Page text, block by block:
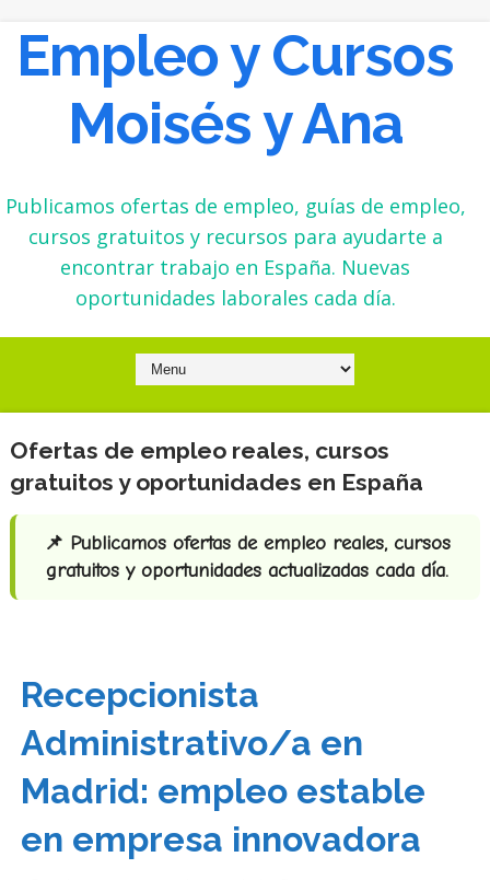
Empleo y Cursos
Moisés y Ana
Publicamos ofertas de empleo, guías de empleo,
cursos gratuitos y recursos para ayudarte a
encontrar trabajo en España. Nuevas
oportunidades laborales cada día.
Ofertas de empleo reales, cursos
gratuitos y oportunidades en España
📌 Publicamos ofertas de empleo reales, cursos
gratuitos y oportunidades actualizadas cada día.
Recepcionista
Administrativo/a en
Madrid: empleo estable
en empresa innovadora